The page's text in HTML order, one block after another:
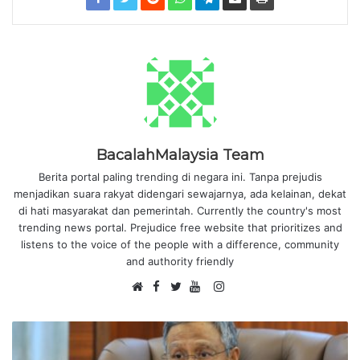
BacalahMalaysia Team
Berita portal paling trending di negara ini. Tanpa prejudis
menjadikan suara rakyat didengari sewajarnya, ada kelainan, dekat
di hati masyarakat dan pemerintah. Currently the country's most
trending news portal. Prejudice free website that prioritizes and
listens to the voice of the people with a difference, community
and authority friendly
e
b
F
c
e
w
i
o
u
I
s
t